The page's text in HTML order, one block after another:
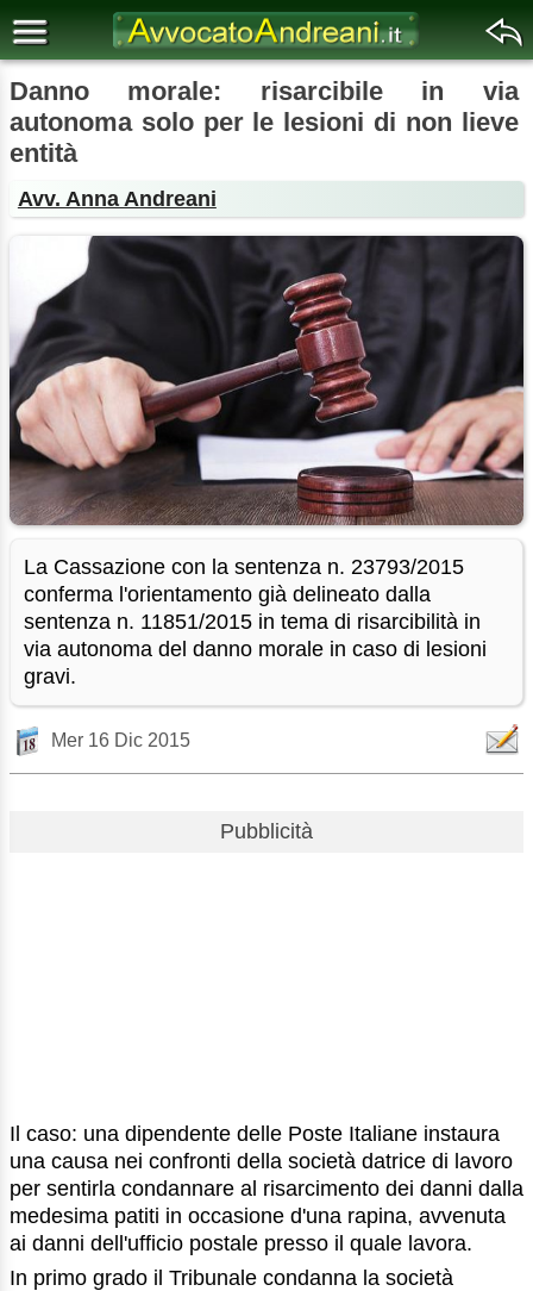
Danno morale: risarcibile in via
autonoma solo per le lesioni di non lieve
entità
Avv. Anna Andreani
La Cassazione con la sentenza n. 23793/2015
conferma l'orientamento già delineato dalla
sentenza n. 11851/2015 in tema di risarcibilità in
via autonoma del danno morale in caso di lesioni
gravi.
Mer 16 Dic 2015
Pubblicità
Il caso: una dipendente delle Poste Italiane instaura
una causa nei confronti della società datrice di lavoro
per sentirla condannare al risarcimento dei danni dalla
medesima patiti in occasione d'una rapina, avvenuta
ai danni dell'ufficio postale presso il quale lavora.
In primo grado il Tribunale condanna la società